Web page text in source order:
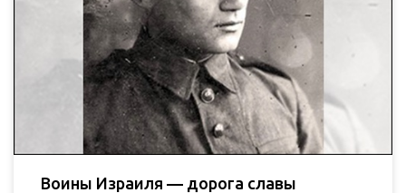
Воины Израиля — дорога славы